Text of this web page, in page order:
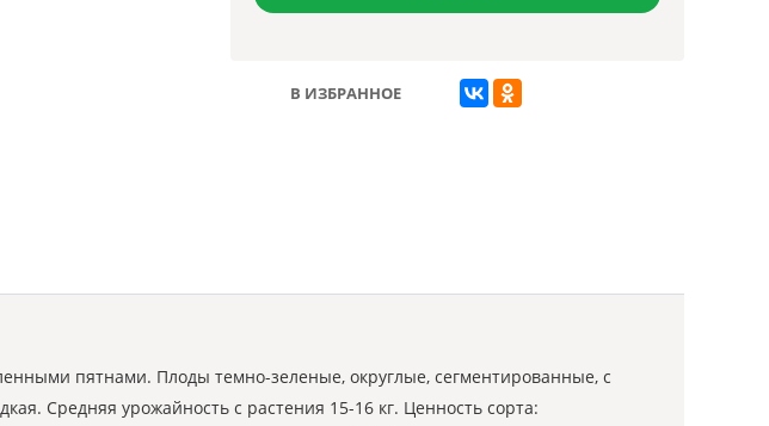
В ИЗБРАННОЕ
пятнами. Плоды темно-зеленые, округлые, сегментированные, с
Средняя урожайность с растения 15-16 кг. Ценность сорта: